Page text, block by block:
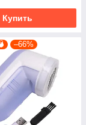
Купить
–66%